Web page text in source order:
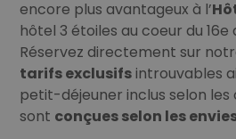
encore plus avantageux à l’
hôtel 3 étoiles au coeur du
Réservez directement sur
tarifs exclusifsintrouvables
petit-déjeuner inclus selon les
sont conçues selon les